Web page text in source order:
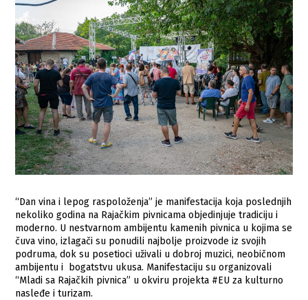
“Dan vina i lepog raspoloženja” je manifestacija koja poslednjih
nekoliko godina na Rajačkim pivnicama objedinjuje tradiciju i
moderno. U nestvarnom ambijentu kamenih pivnica u kojima se
čuva vino, izlagači su ponudili najbolje proizvode iz svojih
podruma, dok su posetioci uživali u dobroj muzici, neobičnom
ambijentu i bogatstvu ukusa. Manifestaciju su organizovali
“Mladi sa Rajačkih pivnica” u okviru projekta #EU za kulturno
nasleđe i turizam.